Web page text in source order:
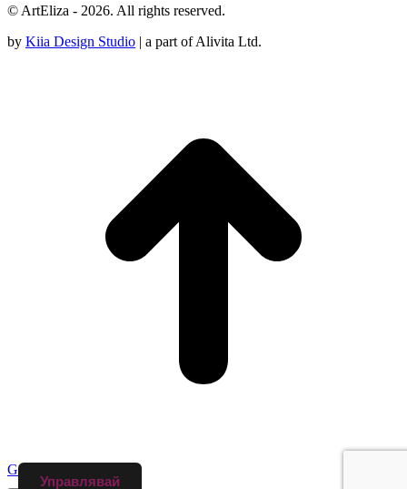
Управлявай
© ArtEliza - 2026. All rights reserved.
by Kiia Design Studio | a part of Alivita Ltd.
Go to Top